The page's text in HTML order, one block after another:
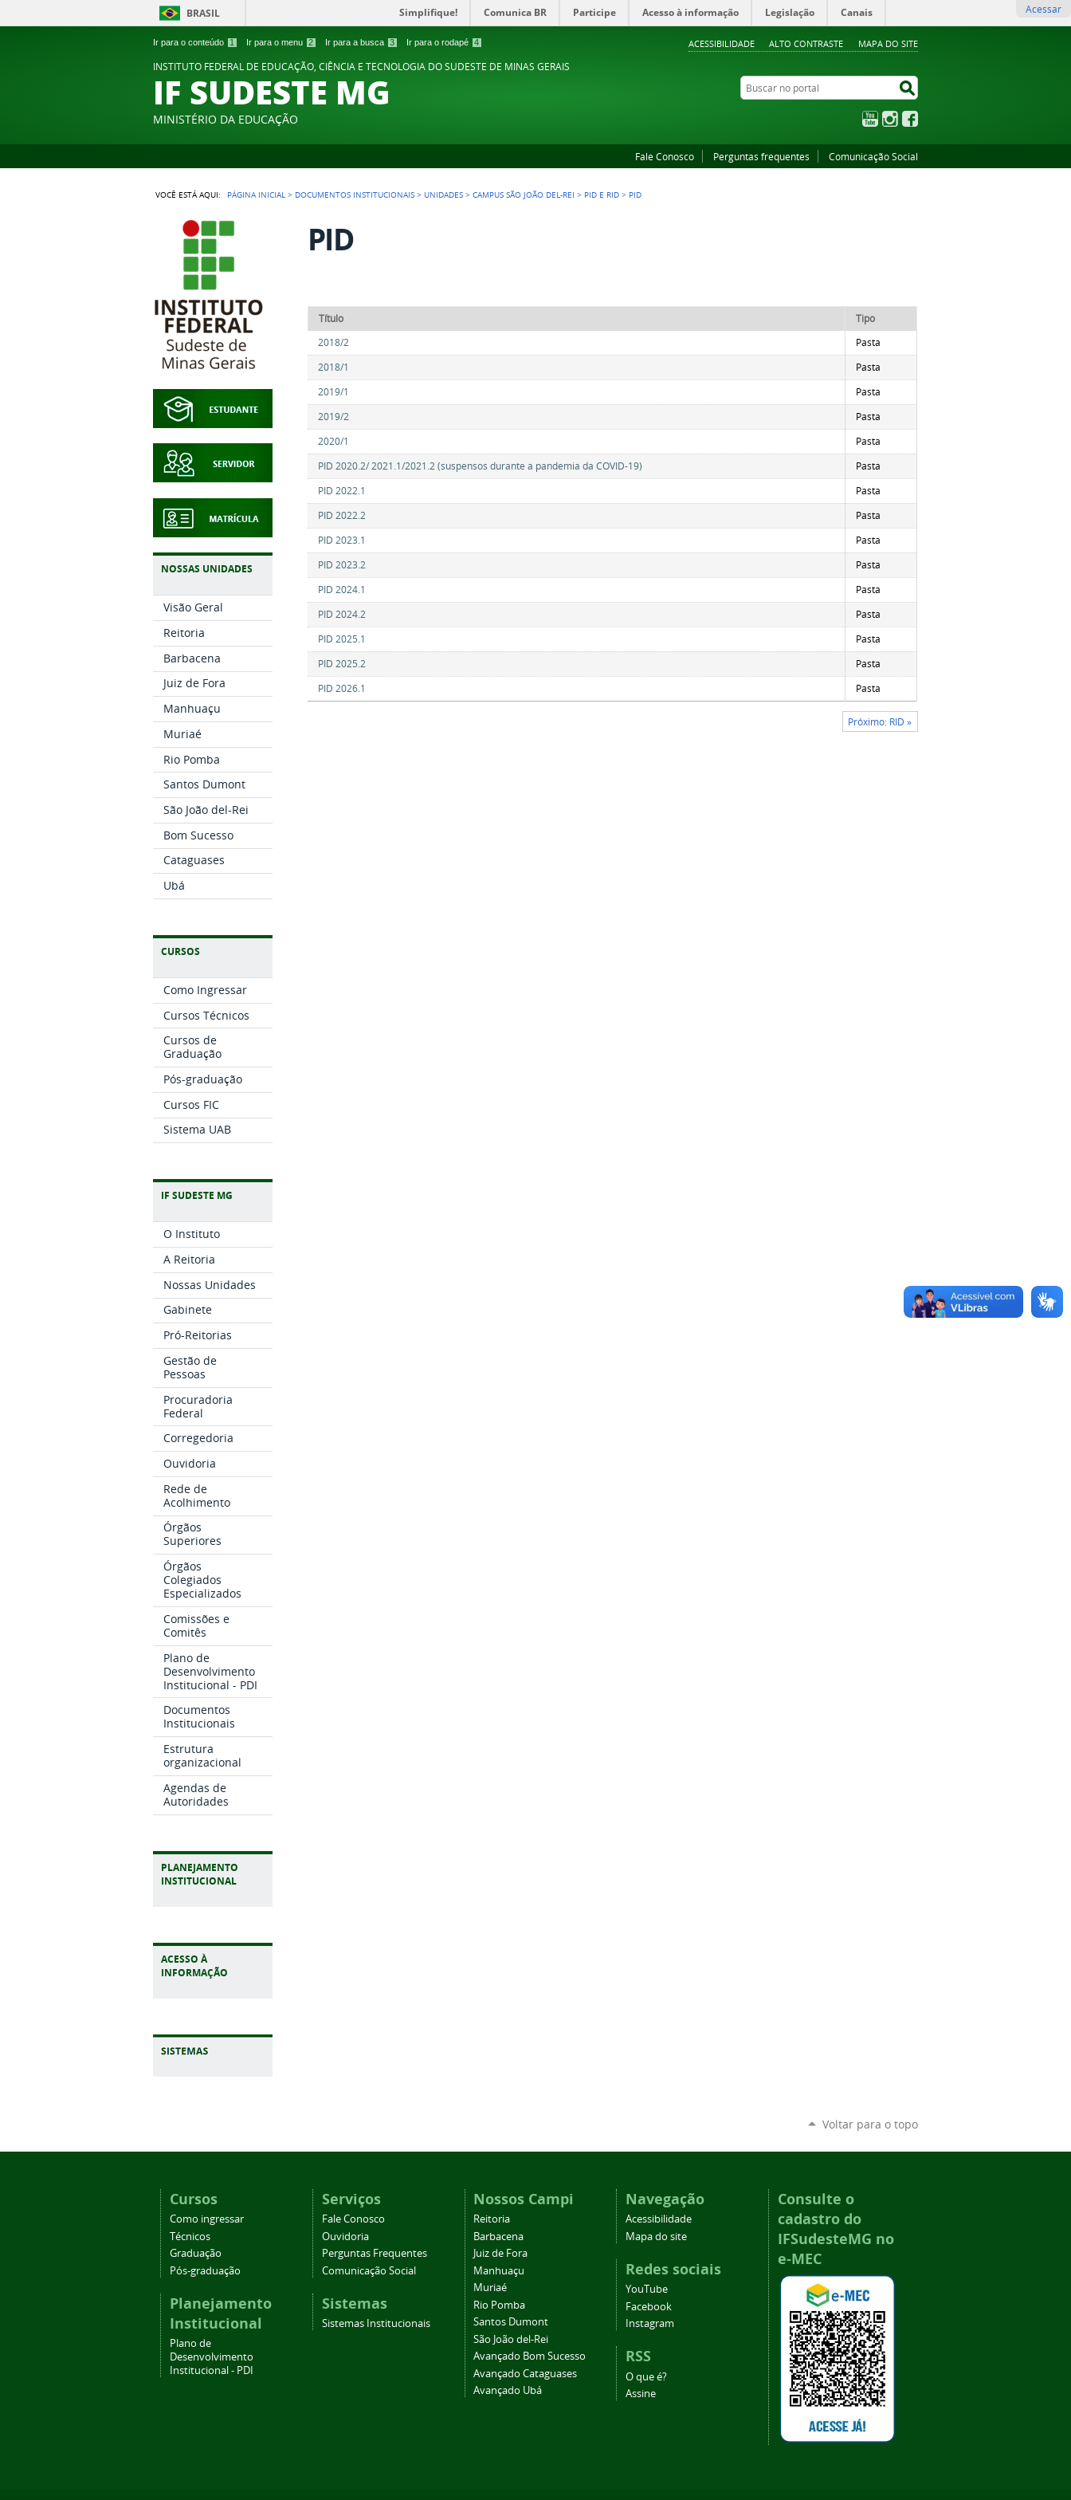
Ir para o conteúdo 1 Ir para o menu 2 Ir para a busca 3 Ir para o rodapé 4 ACESSIBILIDADE ALTO CONTRASTE MAPA DO SITE
BRASIL Simplifique! Comunica BR Participe Acesso à informação Legislação Canais Acessar
INSTITUTO FEDERAL DE EDUCAÇÃO, CIÊNCIA E TECNOLOGIA DO SUDESTE DE MINAS GERAIS
IF SUDESTE MG
MINISTÉRIO DA EDUCAÇÃO
Buscar no portal
YouTubeInstagram
Fale Conosco Perguntas frequentes Comunicação Social
VOCÊ ESTÁ AQUI: PÁGINA INICIAL > DOCUMENTOS INSTITUCIONAIS > UNIDADES >CAMPUS SÃO JOÃO DEL-REI > PID E RID > PID
NOSSAS UNIDADES
Visão Geral
Reitoria
Barbacena
Juiz de Fora
Manhuaçu
Muriaé
Rio Pomba
Santos Dumont
São João del-Rei
Bom Sucesso
Cataguases
Ubá
CURSOS
Como Ingressar
Cursos Técnicos
Cursos de
Graduação
Pós-graduação
Cursos FIC
Sistema UAB
IF SUDESTE MG
O Instituto
A Reitoria
Nossas Unidades
Gabinete
Pró-Reitorias
Gestão de
Pessoas
Procuradoria
Federal
Corregedoria
Ouvidoria
Rede de
Acolhimento
Órgãos
Superiores
Órgãos
Colegiados
Especializados
Comissões e
Comitês
Plano de
Desenvolvimento
Institucional - PDI
Documentos
Institucionais
Estrutura
organizacional
Agendas de
Autoridades
PLANEJAMENTO
INSTITUCIONAL
ACESSO À
INFORMAÇÃO
PID
Título
Tipo
2018/2
Pasta
2018/1
Pasta
2019/1
Pasta
2019/2
Pasta
2020/1
Pasta
PID 2020.2/ 2021.1/2021.2 (suspensos durante a pandemia da COVID-19)
Pasta
PID 2022.1
Pasta
PID 2022.2
Pasta
PID 2023.1
Pasta
PID 2023.2
Pasta
PID 2024.1
Pasta
PID 2024.2
Pasta
PID 2025.1
Pasta
PID 2025.2
Pasta
PID 2026.1
Pasta
Próximo: RID »
Voltar para o topo
Cursos
Como ingressar
Técnicos
Graduação
Pós-graduação
Planejamento
Institucional
Plano de
Desenvolvimento
Institucional - PDI
Serviços
Fale Conosco
Ouvidoria
Perguntas Frequentes
Comunicação Social
Sistemas
Sistemas Institucionais
Nossos Campi
Reitoria
Barbacena
Juiz de Fora
Manhuaçu
Muriaé
Rio Pomba
Santos Dumont
São João del-Rei
Avançado Bom Sucesso
Avançado Cataguases
Avançado Ubá
Navegação
Acessibilidade
Mapa do site
Redes sociais
YouTube
Facebook
Instagram
RSS
O que é?
Assine
Consulte o
cadastro do
IFSudesteMG no
e-MEC